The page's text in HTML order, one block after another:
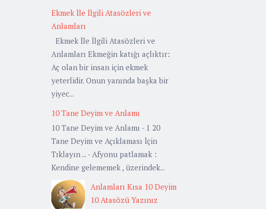
Ekmek İle İlgili Atasözleri ve
Anlamları
Ekmek İle İlgili Atasözleri ve
Anlamları Ekmeğin katığı açlıktır:
Aç olan bir insan için ekmek
yeterlidir. Onun yanında başka bir
yiyec...
10 Tane Deyim ve Anlamı
10 Tane Deyim ve Anlamı - 1 20
Tane Deyim ve Açıklaması İçin
Tıklayın ... - Afyonu patlamak :
Kendine gelememek , üzerindek...
Anlamları Kısa 10 Deyim
10 Atasözü Yazınız